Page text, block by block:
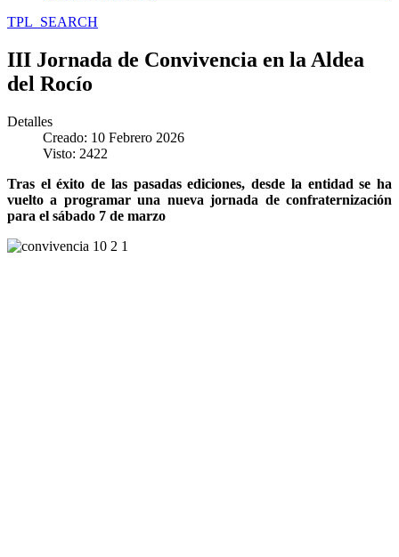
TPL_SEARCH
III Jornada de Convivencia en la Aldea
del Rocío
Detalles
Creado: 10 Febrero 2026
Visto: 2422
Tras el éxito de las pasadas ediciones, desde la entidad se ha
vuelto a programar una nueva jornada de confraternización
para el sábado 7 de marzo